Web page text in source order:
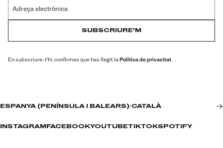
Adreça electrònica
SUBSCRIURE'M
En subscriure-t'hi, confirmes que has llegit la Política de privacitat.
ESPANYA (PENÍNSULA I BALEARS)·CATALÀ
INSTAGRAM FACEBOOKYOUTUBETIKTOKSPOTIFY